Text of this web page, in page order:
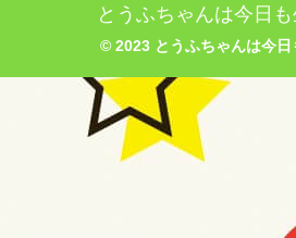
とうふちゃんは今日
© 2023 とうふちゃんは今日